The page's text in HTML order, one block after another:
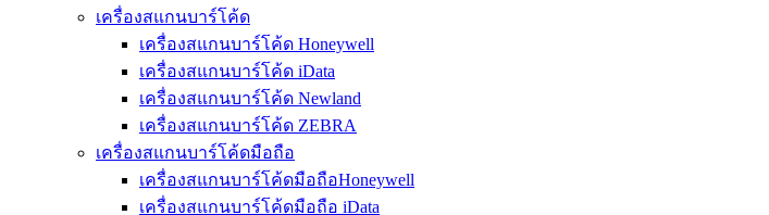
เครื่องสแกนบาร์โค้ด
เครื่องสแกนบาร์โค้ด Honeywell
เครื่องสแกนบาร์โค้ด iData
เครื่องสแกนบาร์โค้ด Newland
เครื่องสแกนบาร์โค้ด ZEBRA
เครื่องสแกนบาร์โค้ดมือถือ
เครื่องสแกนบาร์โค้ดมือถือHoneywell
เครื่องสแกนบาร์โค้ดมือถือ iData